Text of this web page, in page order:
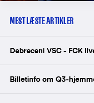
MEST LÆSTE ARTIKLER
Debreceni VSC - FCK
Billetinfo om Q3-